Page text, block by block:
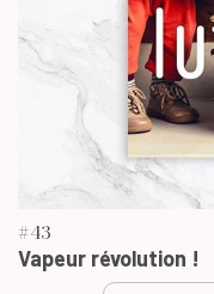
#43
Vapeur révolution !